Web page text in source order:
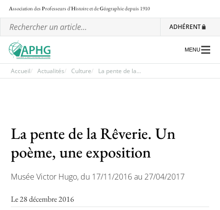
Association desProfesseurs d'Histoire et deGéographiedepuis 1910
ADHÉRENT
Les ateliers nationaux
Communiqués et motions
Lettre d’information de l’APHG
L’APHG dans la presse
MENU
Accueil Actualités Culture La pente de la...
La pente de la Rêverie. Un
poème, une exposition
Musée Victor Hugo, du 17/11/2016 au 27/04/2017
Le 28 décembre 2016